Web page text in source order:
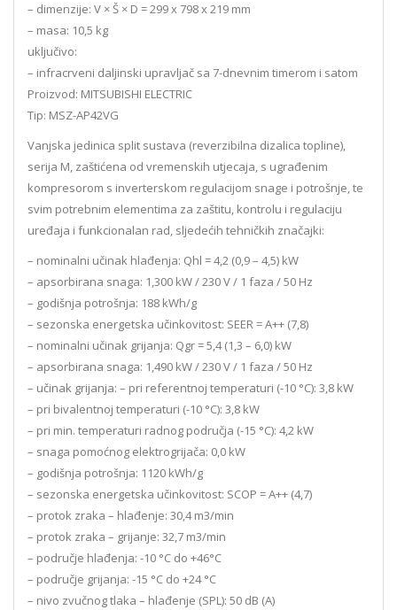
– dimenzije: V × Š × D = 299 x 798 x 219 mm
– masa: 10,5 kg
uključivo:
– infracrveni daljinski upravljač sa 7-dnevnim timerom i satom
Proizvod: MITSUBISHI ELECTRIC
Tip: MSZ-AP42VG
Vanjska jedinica split sustava (reverzibilna dizalica topline),
serija M, zaštićena od vremenskih utjecaja, s ugrađenim
kompresorom s inverterskom regulacijom snage i potrošnje, te
svim potrebnim elementima za zaštitu, kontrolu i regulaciju
uređaja i funkcionalan rad, sljedećih tehničkih značajki:
– nominalni učinak hlađenja: Qhl = 4,2 (0,9 – 4,5) kW
– apsorbirana snaga: 1,300 kW / 230 V / 1 faza / 50 Hz
– godišnja potrošnja: 188 kWh/g
– sezonska energetska učinkovitost: SEER = A++ (7,8)
– nominalni učinak grijanja: Qgr = 5,4 (1,3 – 6,0) kW
– apsorbirana snaga: 1,490 kW / 230 V / 1 faza / 50 Hz
– učinak grijanja: – pri referentnoj temperaturi (-10 °C): 3,8 kW
– pri bivalentnoj temperaturi (-10 °C): 3,8 kW
– pri min. temperaturi radnog područja (-15 °C): 4,2 kW
– snaga pomoćnog elektrogrijača: 0,0 kW
– godišnja potrošnja: 1120 kWh/g
– sezonska energetska učinkovitost: SCOP = A++ (4,7)
– protok zraka – hlađenje: 30,4 m3/min
– protok zraka – grijanje: 32,7 m3/min
– područje hlađenja: -10 °C do +46°C
– područje grijanja: -15 °C do +24 °C
– nivo zvučnog tlaka – hlađenje (SPL): 50 dB (A)